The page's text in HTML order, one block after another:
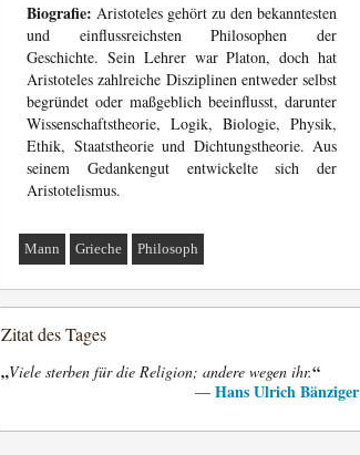
Biografie: Aristoteles gehört zu den bekanntesten
und einflussreichsten Philosophen der
Geschichte. Sein Lehrer war Platon, doch hat
Aristoteles zahlreiche Disziplinen entweder selbst
begründet oder maßgeblich beeinflusst, darunter
Wissenschaftstheorie, Logik, Biologie, Physik,
Ethik, Staatstheorie und Dichtungstheorie. Aus
seinem Gedankengut entwickelte sich der
Aristotelismus.
Mann Grieche Philosoph
Zitat des Tages
„Viele sterben für die Religion; andere wegen ihr.“
— Hans Ulrich Bänziger